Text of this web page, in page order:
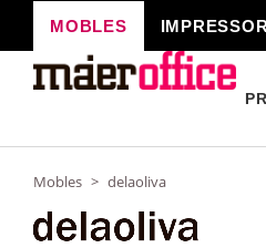
al
contingut
MOBLES
Mobles > delaoliva